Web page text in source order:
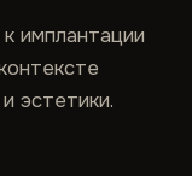
имплантации
эстетики.